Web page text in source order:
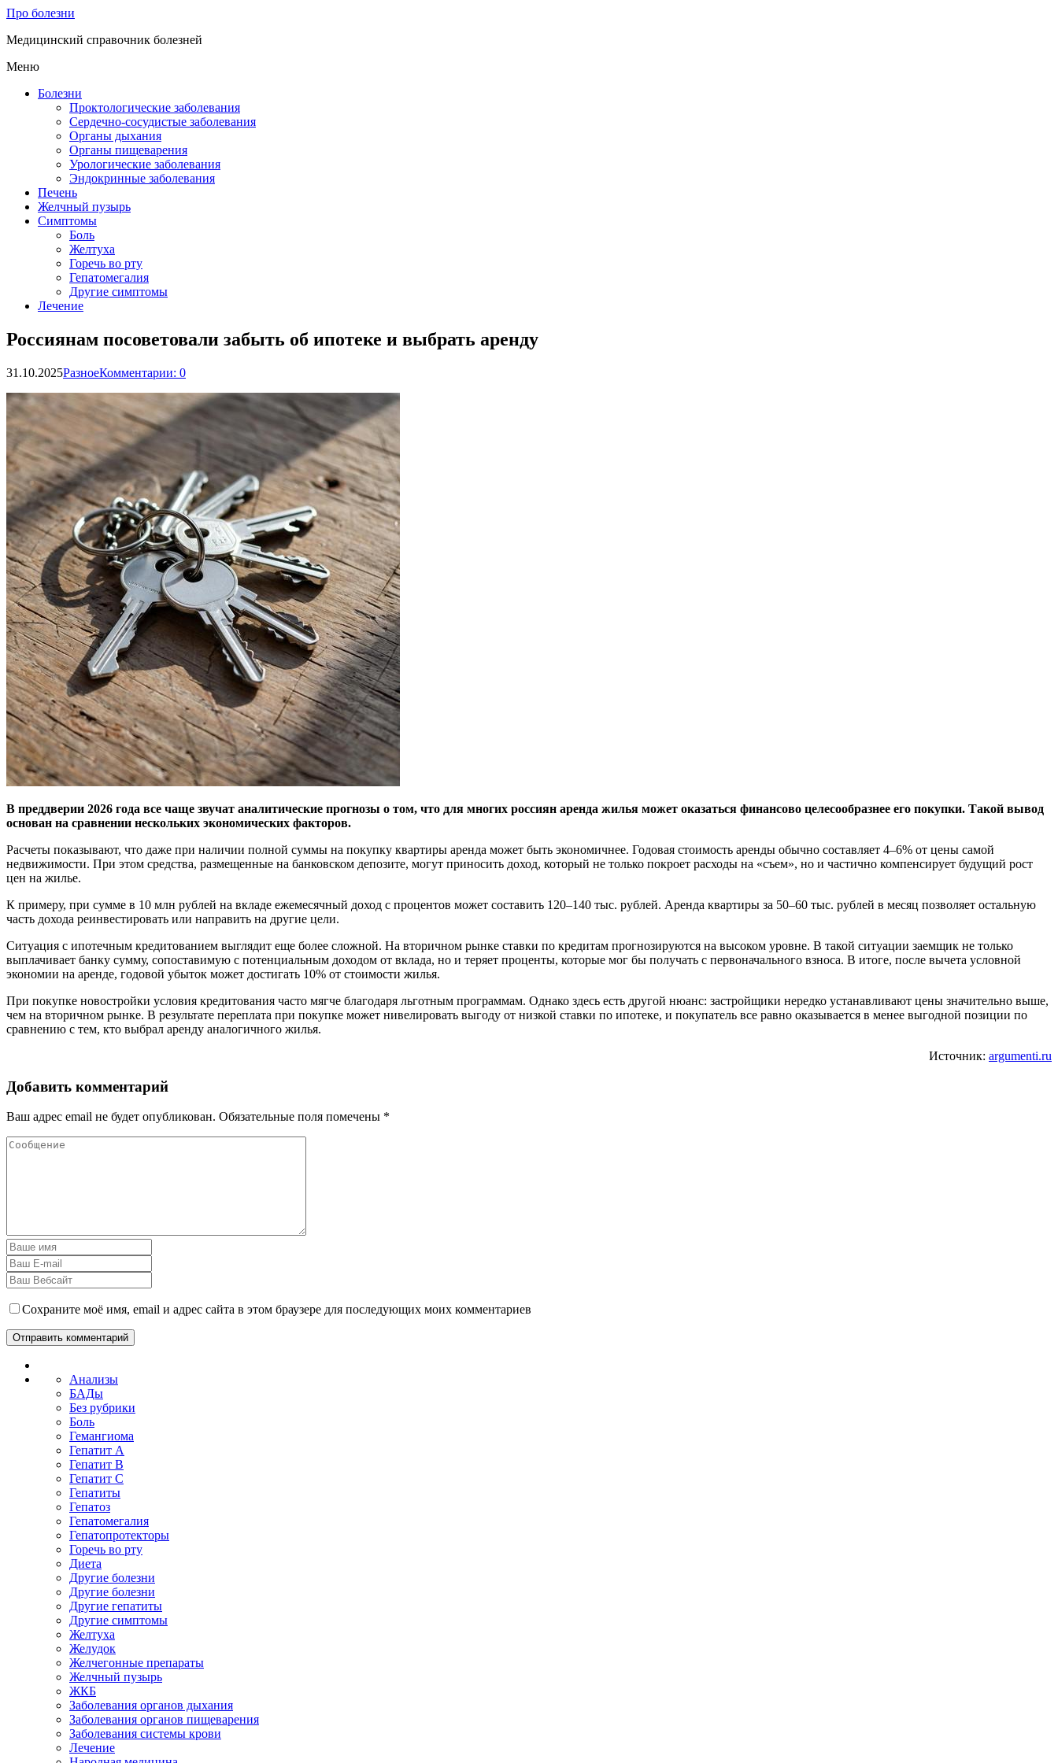
Про болезни
Медицинский справочник болезней
Меню
Болезни
Проктологические заболевания
Сердечно-сосудистые заболевания
Органы дыхания
Органы пищеварения
Урологические заболевания
Эндокринные заболевания
Печень
Желчный пузырь
Симптомы
Боль
Желтуха
Горечь во рту
Гепатомегалия
Другие симптомы
Лечение
Россиянам посоветовали забыть об ипотеке и выбрать аренду
31.10.2025РазноеКомментарии: 0
В преддверии 2026 года все чаще звучат аналитические прогнозы о том, что для многих россиян аренда жилья может оказаться финансово целесообразнее его покупки. Такой вывод
основан на сравнении нескольких экономических факторов.
Расчеты показывают, что даже при наличии полной суммы на покупку квартиры аренда может быть экономичнее. Годовая стоимость аренды обычно составляет 4–6% от цены самой
недвижимости. При этом средства, размещенные на банковском депозите, могут приносить доход, который не только покроет расходы на «съем», но и частично компенсирует будущий рост
цен на жилье.
К примеру, при сумме в 10 млн рублей на вкладе ежемесячный доход с процентов может составить 120–140 тыс. рублей. Аренда квартиры за 50–60 тыс. рублей в месяц позволяет остальную
часть дохода реинвестировать или направить на другие цели.
Ситуация с ипотечным кредитованием выглядит еще более сложной. На вторичном рынке ставки по кредитам прогнозируются на высоком уровне. В такой ситуации заемщик не только
выплачивает банку сумму, сопоставимую с потенциальным доходом от вклада, но и теряет проценты, которые мог бы получать с первоначального взноса. В итоге, после вычета условной
экономии на аренде, годовой убыток может достигать 10% от стоимости жилья.
При покупке новостройки условия кредитования часто мягче благодаря льготным программам. Однако здесь есть другой нюанс: застройщики нередко устанавливают цены значительно выше,
чем на вторичном рынке. В результате переплата при покупке может нивелировать выгоду от низкой ставки по ипотеке, и покупатель все равно оказывается в менее выгодной позиции по
сравнению с тем, кто выбрал аренду аналогичного жилья.
Источник: argumenti.ru
Добавить комментарий
Ваш адрес email не будет опубликован. Обязательные поля помечены *
Сохраните моё имя, email и адрес сайта в этом браузере для последующих моих комментариев
Анализы
БАДы
Без рубрики
Боль
Гемангиома
Гепатит A
Гепатит B
Гепатит C
Гепатиты
Гепатоз
Гепатомегалия
Гепатопротекторы
Горечь во рту
Диета
Другие болезни
Другие болезни
Другие гепатиты
Другие симптомы
Желтуха
Желудок
Желчегонные препараты
Желчный пузырь
ЖКБ
Заболевания органов дыхания
Заболевания органов пищеварения
Заболевания системы крови
Лечение